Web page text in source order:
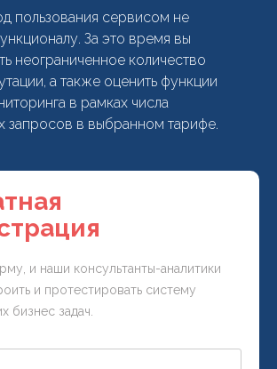
пользования сервисом не
За это время вы
неограниченное количество
а также оценить функции
в рамках числа
запросов в выбранном тарифе.
и наши консультанты-аналитики
и протестировать систему
бизнес задач.